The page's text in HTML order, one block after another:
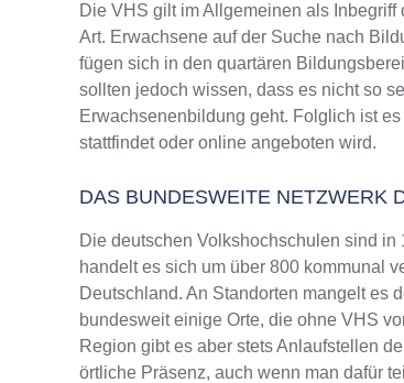
Die VHS gilt im Allgemeinen als
Art. Erwachsene auf der Suche nach
fügen sich in den quartären
sollten jedoch wissen, dass es nicht so
Erwachsenenbildung geht. Folglich ist
stattfindet oder online angeboten wird.
DAS BUNDESWEITE NETZWERK
Die deutschen Volkshochschulen sind
handelt es sich um über 800 kommunal
Deutschland. An Standorten mangelt es
bundesweit einige Orte, die ohne VHS
Region gibt es aber stets Anlaufstellen
örtliche Präsenz, auch wenn man dafür